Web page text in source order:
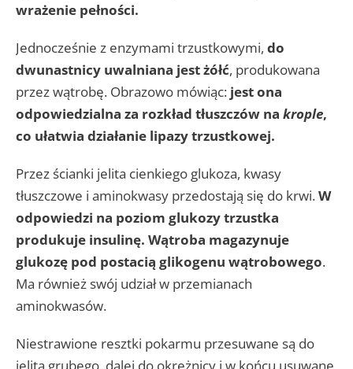
wrażenie pełności.
Jednocześnie z enzymami trzustkowymi, do
dwunastnicy uwalniana jest żółć, produkowana
przez wątrobę. Obrazowo mówiąc: jest ona
odpowiedzialna za rozkład tłuszczów na krople,
co ułatwia działanie lipazy trzustkowej.
Przez ścianki jelita cienkiego glukoza, kwasy
tłuszczowe i aminokwasy przedostają się do krwi.W
odpowiedzi na poziom glukozy trzustka
produkuje insulinę. Wątroba magazynuje
glukozę pod postacią glikogenu wątrobowego.
Ma również swój udział w przemianach
aminokwasów.
Niestrawione resztki pokarmu przesuwane są do